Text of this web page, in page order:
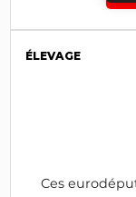
ÉLEVAGE
Ces